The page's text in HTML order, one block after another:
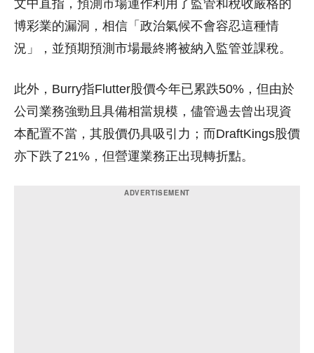
文中直指，預測市場運作利用了監管和稅收嚴格的
博彩業的漏洞，相信「政治氣候不會容忍這種情
況」，並預期預測市場最終將被納入監管並課稅。
此外，Burry指Flutter股價今年已累跌50%，但由於
公司業務強勁且具備相當規模，儘管過去曾出現資
本配置不當，其股價仍具吸引力；而DraftKings股價
亦下跌了21%，但營運業務正出現轉折點。